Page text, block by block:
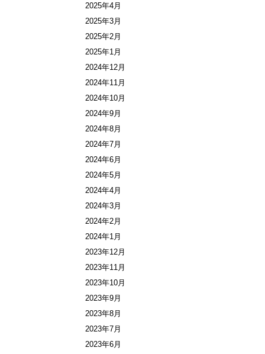
2025年4月
2025年3月
2025年2月
2025年1月
2024年12月
2024年11月
2024年10月
2024年9月
2024年8月
2024年7月
2024年6月
2024年5月
2024年4月
2024年3月
2024年2月
2024年1月
2023年12月
2023年11月
2023年10月
2023年9月
2023年8月
2023年7月
2023年6月